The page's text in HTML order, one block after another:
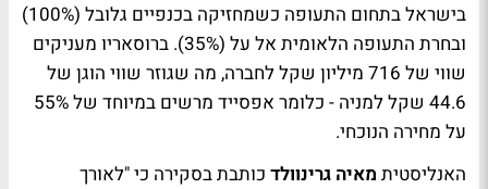
בישראל בתחום התעופה כשמחזיקה בכנפיים גלובל (100%)
ובחרת התעופה הלאומית אל על (35%). ברוסאריו מעניקים
שווי של 716 מיליון שקל לחברה, מה שגוזר שווי הוגן של
44.6 שקל למניה - כלומר אפסייד מרשים במיוחד של 55%
על מחירה הנוכחי.
האנליסטית מאיה גרינוולד כותבת בסקירה כי "לאורך